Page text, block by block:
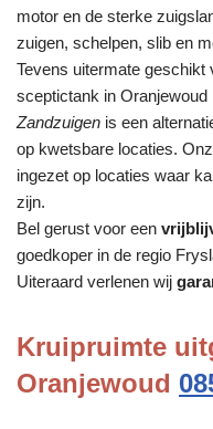
motor en de sterke
zuigen, schelpen, slib en
Tevens uitermate geschikt
sceptictank in Oranjewoud
Zandzuigen is een
op kwetsbare locaties.
ingezet op locaties waar
zijn.
Bel gerust voor een
goedkoper in de regio
Uiteraard verlenen wij
Kruipruimte
Oranjewoud